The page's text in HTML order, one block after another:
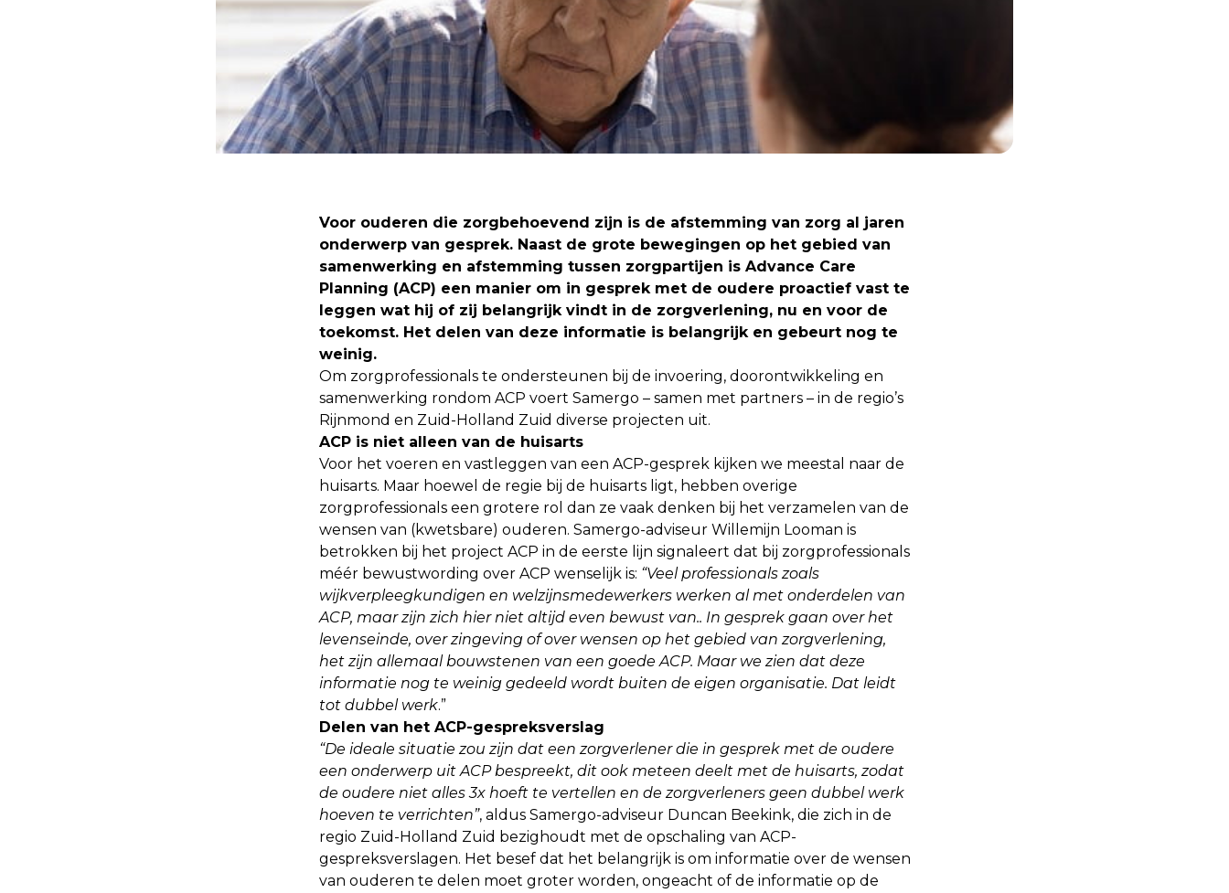
Voor ouderen die zorgbehoevend zijn is de afstemming van zorg al jaren
onderwerp van gesprek. Naast de grote bewegingen op het gebied van
samenwerking en afstemming tussen zorgpartijen is Advance Care
Planning (ACP) een manier om in gesprek met de oudere proactief vast te
leggen wat hij of zij belangrijk vindt in de zorgverlening, nu en voor de
toekomst. Het delen van deze informatie is belangrijk en gebeurt nog te
weinig.
Om zorgprofessionals te ondersteunen bij de invoering, doorontwikkeling en
samenwerking rondom ACP voert Samergo – samen met partners – in de regio’s
Rijnmond en Zuid-Holland Zuid diverse projecten uit.
ACP is niet alleen van de huisarts
Voor het voeren en vastleggen van een ACP-gesprek kijken we meestal naar de
huisarts. Maar hoewel de regie bij de huisarts ligt, hebben overige
zorgprofessionals een grotere rol dan ze vaak denken bij het verzamelen van de
wensen van (kwetsbare) ouderen. Samergo-adviseur Willemijn Looman is
betrokken bij het project ACP in de eerste lijn signaleert dat bij zorgprofessionals
méér bewustwording over ACP wenselijk is: “Veel professionals zoals
wijkverpleegkundigen en welzijnsmedewerkers werken al met onderdelen van
ACP, maar zijn zich hier niet altijd even bewust van.. In gesprek gaan over het
levenseinde, over zingeving of over wensen op het gebied van zorgverlening,
het zijn allemaal bouwstenen van een goede ACP. Maar we zien dat deze
informatie nog te weinig gedeeld wordt buiten de eigen organisatie. Dat leidt
tot dubbel werk.”
Delen van het ACP-gespreksverslag
“De ideale situatie zou zijn dat een zorgverlener die in gesprek met de oudere
een onderwerp uit ACP bespreekt, dit ook meteen deelt met de huisarts, zodat
de oudere niet alles 3x hoeft te vertellen en de zorgverleners geen dubbel werk
hoeven te verrichten”, aldus Samergo-adviseur Duncan Beekink, die zich in de
regio Zuid-Holland Zuid bezighoudt met de opschaling van ACP-
gespreksverslagen. Het besef dat het belangrijk is om informatie over de wensen
van ouderen te delen moet groter worden, ongeacht of de informatie op de